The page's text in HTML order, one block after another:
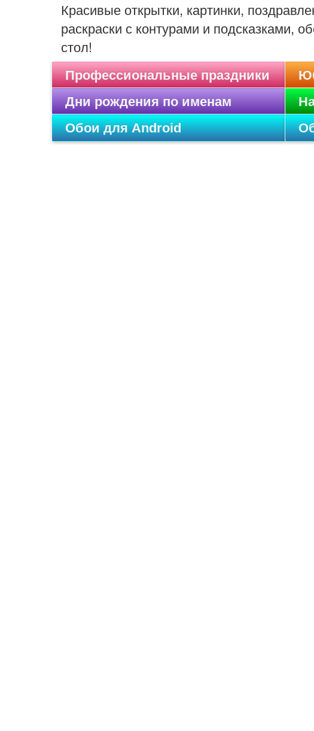
Красивые открытки, картинки,
раскраски с контурами и подсказками,
стол!
Профессиональные праздники
Дни рождения по именам
Обои для Android